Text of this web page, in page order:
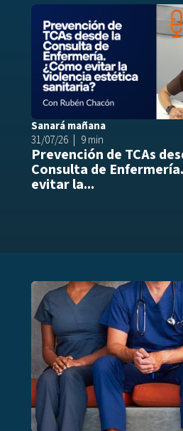
Sanará mañana
31/07/26
9 min
Prevención de TCAs
Consulta de
evitar la...